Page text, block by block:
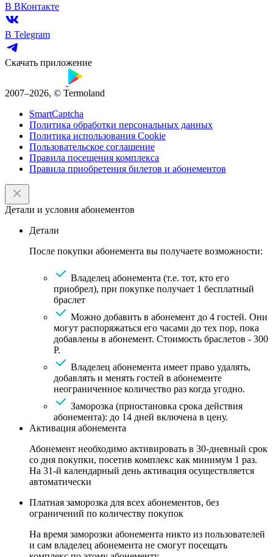
В ВКонтакте
В Telegram
Скачать приложение
2007–2026, © Termoland
SmartCaptcha
Политика обработки персональных данных
Политика использования Cookie
Пользовательское соглашение
Правила посещения комплекса
Правила приобретения билетов и абонементов
Детали и условия абонементов
Детали
После покупки абонемента вы получаете возможности:
Владелец абонемента (т.е. тот, кто его
приобрел), при покупке получает 1 бесплатный
браслет
Можно добавить в абонемент до 4 гостей. Они
могут распоряжаться его часами до тех пор, пока
добавлены в абонемент. Стоимость браслетов - 300
Р.
Владелец абонемента имеет право удалять,
добавлять и менять гостей в абонементе
неограниченное количество раз когда угодно.
Заморозка (приостановка срока действия
абонемента): до 14 дней включена в цену.
Активация абонемента
Абонемент необходимо активировать в 30-дневный срок
со дня покупки, посетив комплекс как минимум 1 раз.
На 31-й календарный день активация осуществляется
автоматически
Платная заморозка для всех абонементов, без
ограничений по количеству покупок
На время заморозки абонемента никто из пользователей
и сам владелец абонемента не смогут посещать